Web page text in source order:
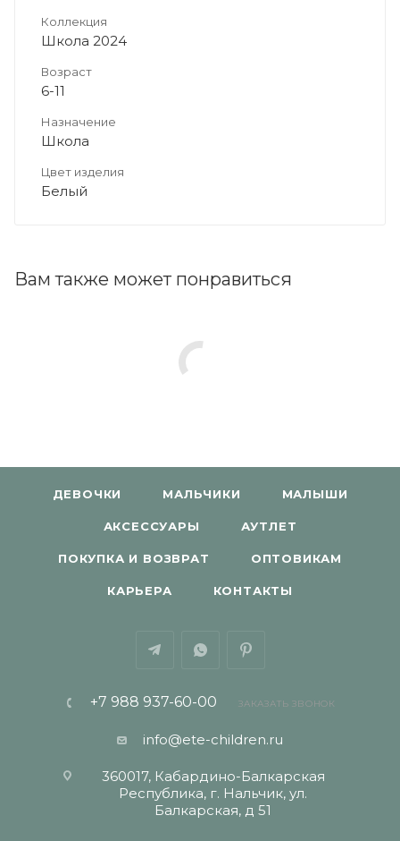
Коллекция
Школа 2024
Возраст
6-11
Назначение
Школа
Цвет изделия
Белый
Вам также может понравиться
ДЕВОЧКИ МАЛЬЧИКИ МАЛЫШИ
АКСЕССУАРЫ АУТЛЕТ
ПОКУПКА И ВОЗВРАТ ОПТОВИКАМ
КАРЬЕРА КОНТАКТЫ
+7 988 937-60-00 ЗАКАЗАТЬ ЗВОНОК
info@ete-children.ru
360017, Кабардино-Балкарская
Республика, г. Нальчик, ул.
Балкарская, д 51